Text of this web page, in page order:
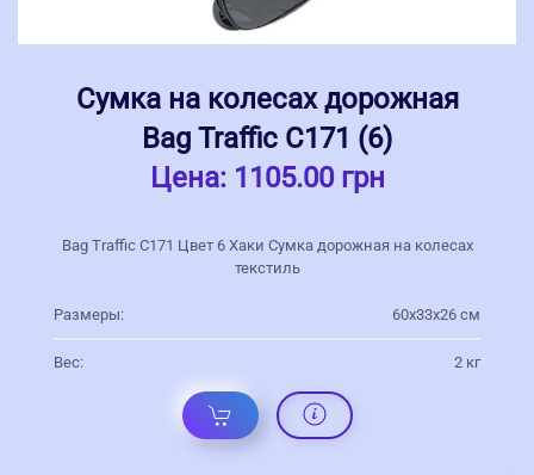
Сумка на колесах дорожная
Bag Traffic С171 (6)
Цена: 1105.00 грн
Bag Traffic С171 Цвет 6 Хаки Сумка дорожная на колесах
текстиль
Размеры: 60х33х26 см
Вес: 2 кг